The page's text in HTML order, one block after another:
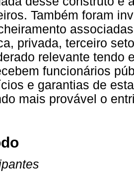
Também foram
privada, terceiro
relevante tendo
funcionários
e garantias de
mais provável o